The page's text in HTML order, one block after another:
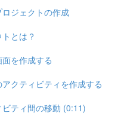
ロジェクトの作成
とは？
を作成する
アクティビティを作成する
ビティ間の移動 (0:11)